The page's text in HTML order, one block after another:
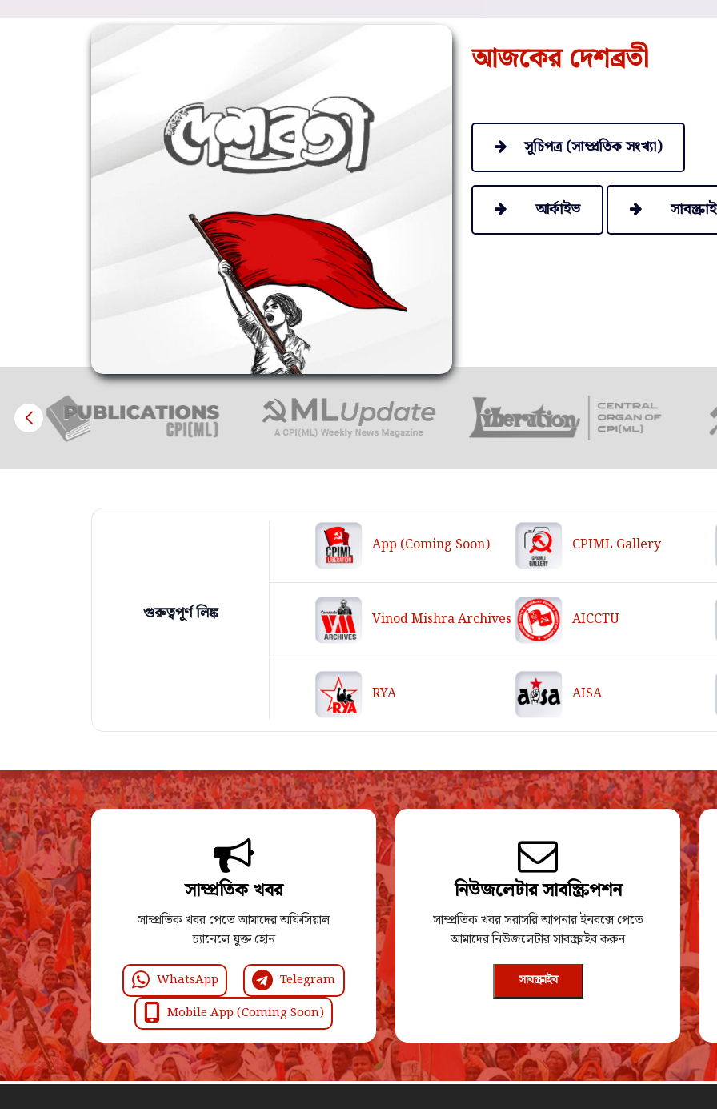
আজকের দেশব্রতী
সূচিপত্র (সাম্প্রতিক সংখ্যা)
আর্কাইভ
গুরুত্বপূর্ণ লিঙ্ক
App (Coming Soon) CPIML Gallery
Vinod Mishra Archives AICCTU
RYA AISA
সাম্প্রতিক খবর
সাম্প্রতিক খবর পেতে আমাদের অফিসিয়াল
চ্যানেলে যুক্ত হোন
WhatsApp
Telegram
Mobile App (Coming Soon)
নিউজলেটার সাবস্ক্রিপশন
সাম্প্রতিক খবর সরাসরি আপনার ইনবক্সে পেতে
আমাদের নিউজলেটার সাবস্ক্রাইব করুন
সাবস্ক্রাইব